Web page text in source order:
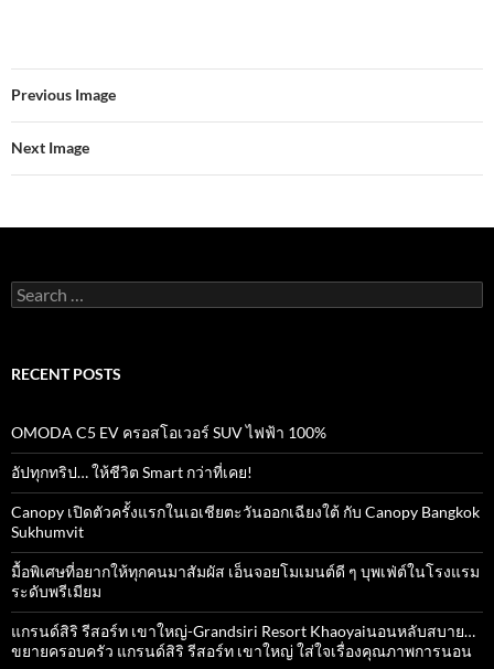
b
o
o
k
er
s
A
p
e
Previous Image
Next Image
Search
for:
RECENT POSTS
OMODA C5 EV ครอสโอเวอร์ SUV ไฟฟ้า 100%
อัปทุกทริป… ให้ชีวิต Smart กว่าที่เคย!
Canopy เปิดตัวครั้งแรกในเอเชียตะวันออกเฉียงใต้ กับ Canopy Bangkok
Sukhumvit
มื้อพิเศษที่อยากให้ทุกคนมาสัมผัส เอ็นจอยโมเมนต์ดี ๆ บุพเฟ่ต์ในโรงแรม
ระดับพรีเมียม
แกรนด์สิริ​ รีสอร์ท​ เขาใหญ่​-Grandsiri​ Resort​ Khaoyaiนอนหลับสบาย…
ขยายครอบครัว แกรนด์สิริ รีสอร์ท เขาใหญ่ ใส่ใจเรื่องคุณภาพการนอน